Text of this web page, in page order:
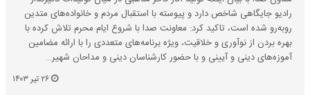
رادیو جایگاهی شاخص دارد و پیوسته با استقبال مردم و خانواده‌های متدین
روبه‌رو شده است، تاکید کرد: معاونت صدا با شروع ایام محرم تلاش کرده با
بهره بردن از نوآوری و خلاقیت، ویژه برنامه‌های متعددی را با ارائه مضامین
آموزه‌های دینی و آیینی و با حضور کارشناسان دینی و مداحان شهیر…